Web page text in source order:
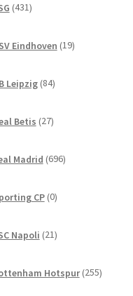
431izdelkov
Eindhoven 19izdelkov
Leipzig 84izdelkov
Betis 27izdelkov
Madrid 696izdelkov
CP 0izdelkov
Napoli 21izdelkov
Hotspur 255